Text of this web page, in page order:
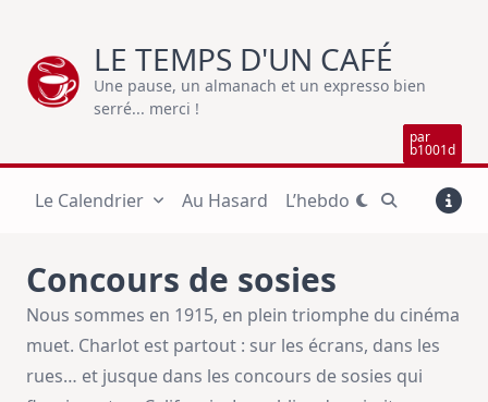
content
LE TEMPS D'UN CAFÉ
Une pause, un almanach et un expresso bien
serré... merci !
par
b1001d
Le Calendrier Au Hasard L’hebdo
Concours de sosies
Nous sommes en 1915, en plein triomphe du cinéma
muet. Charlot est partout : sur les écrans, dans les
rues… et jusque dans les concours de sosies qui